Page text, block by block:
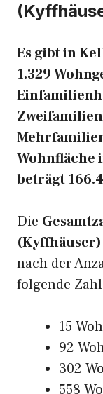
Es gibt in
1.329
Wohnfläche
beträgt
Die
nach der
folgende
15
92
302
558